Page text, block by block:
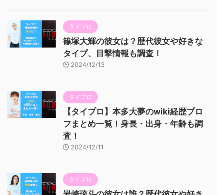
タイプロ
篠塚大輝の彼女は？歴代彼女や好きな
タイプ、目撃情報も調査！
2024/12/13
タイプロ
【タイプロ】本多大夢のwiki経歴プロ
フまとめ一覧！身長・出身・年齢も調
査！
2024/12/11
タイプロ